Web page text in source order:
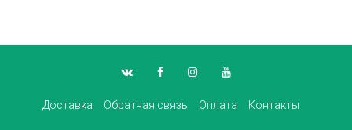
Доставка Обратная связь Оплата Контакты